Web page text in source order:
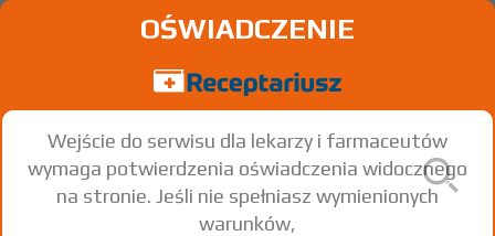
OŚWIADCZENIE
Wejście do serwisu dla lekarzy i farmaceutów
wymaga potwierdzenia oświadczenia widocznego
na stronie. Jeśli nie spełniasz wymienionych
warunków,